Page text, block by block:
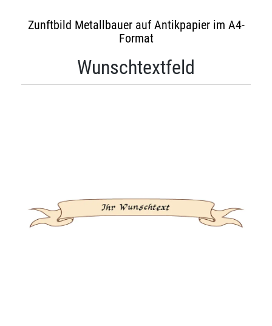
Zunftbild Metallbauer auf Antikpapier im A4-
Format
Wunschtextfeld